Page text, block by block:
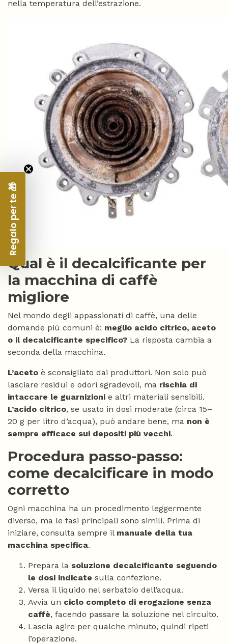
nella temperatura dell’estrazione.
Qual è il decalcificante per
la macchina di caffè
migliore
Nel mondo degli appassionati di caffè, una delle
domande più comuni è: meglio acido citrico, aceto
o il decalcificante specifico? La risposta cambia a
seconda della macchina.
L’aceto è sconsigliato dai produttori. Non solo può
lasciare residui e odori sgradevoli, ma rischia di
intaccare le guarnizioni e altri materiali sensibili.
L’acido citrico, se usato in dosi moderate (circa 15–
20 g per litro d’acqua), può andare bene, ma non è
sempre efficace sui depositi più vecchi.
Procedura passo-passo:
come decalcificare in modo
corretto
Ogni macchina ha un procedimento leggermente
diverso, ma le fasi principali sono simili. Prima di
iniziare, consulta sempre il manuale della tua
macchina specifica.
Prepara la soluzione decalcificante seguendo
le dosi indicate sulla confezione.
Versa il liquido nel serbatoio dell’acqua.
Avvia un ciclo completo di erogazione senza
caffè, facendo passare la soluzione nel circuito.
Lascia agire per qualche minuto, quindi ripeti
l’operazione.
Regalo per te 🎁